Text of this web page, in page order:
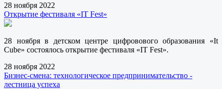
28 ноября 2022
Открытие фестиваля «IT Fest»
28 ноября в детском центре цифровового образования «It
Cube» состоялось открытие фестиваля «IT Fest».
28 ноября 2022
Бизнес-смена: технологическое предпринимательство -
лестница успеха